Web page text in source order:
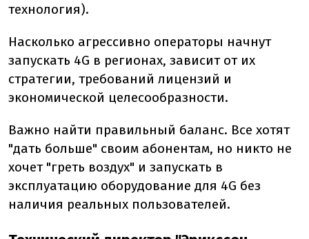
технология).
Насколько агрессивно операторы начнут
запускать 4G в регионах, зависит от их
стратегии, требований лицензий и
экономической целесообразности.
Важно найти правильный баланс. Все хотят
"дать больше" своим абонентам, но никто не
хочет "греть воздух" и запускать в
эксплуатацию оборудование для 4G без
наличия реальных пользователей.